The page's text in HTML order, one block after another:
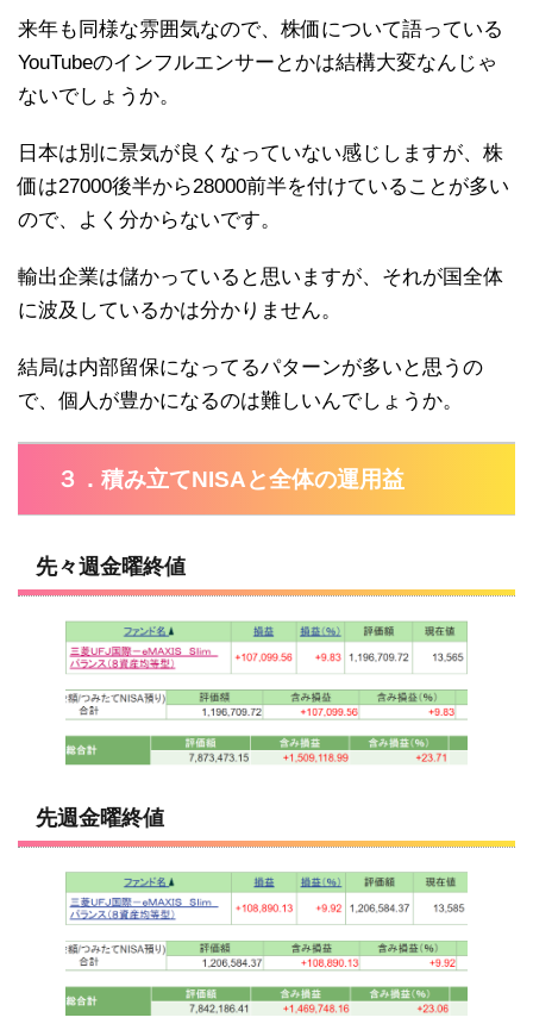
来年も同様な雰囲気なので、株価について語っている
YouTubeのインフルエンサーとかは結構大変なんじゃ
ないでしょうか。
日本は別に景気が良くなっていない感じしますが、株
価は27000後半から28000前半を付けていることが多い
ので、よく分からないです。
輸出企業は儲かっていると思いますが、それが国全体
に波及しているかは分かりません。
結局は内部留保になってるパターンが多いと思うの
で、個人が豊かになるのは難しいんでしょうか。
３．積み立てNISAと全体の運用益
先々週金曜終値
先週金曜終値